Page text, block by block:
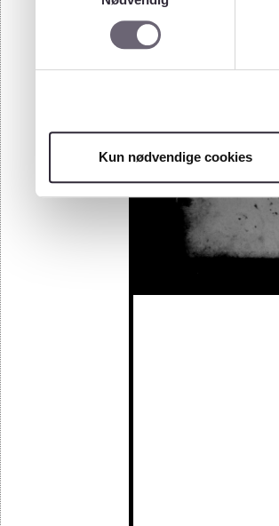
Kun nødvendige cookies